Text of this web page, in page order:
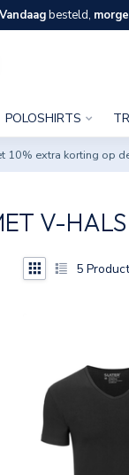
Vandaagbesteld,
POLOSHIRTS
extra korting op
V-
5